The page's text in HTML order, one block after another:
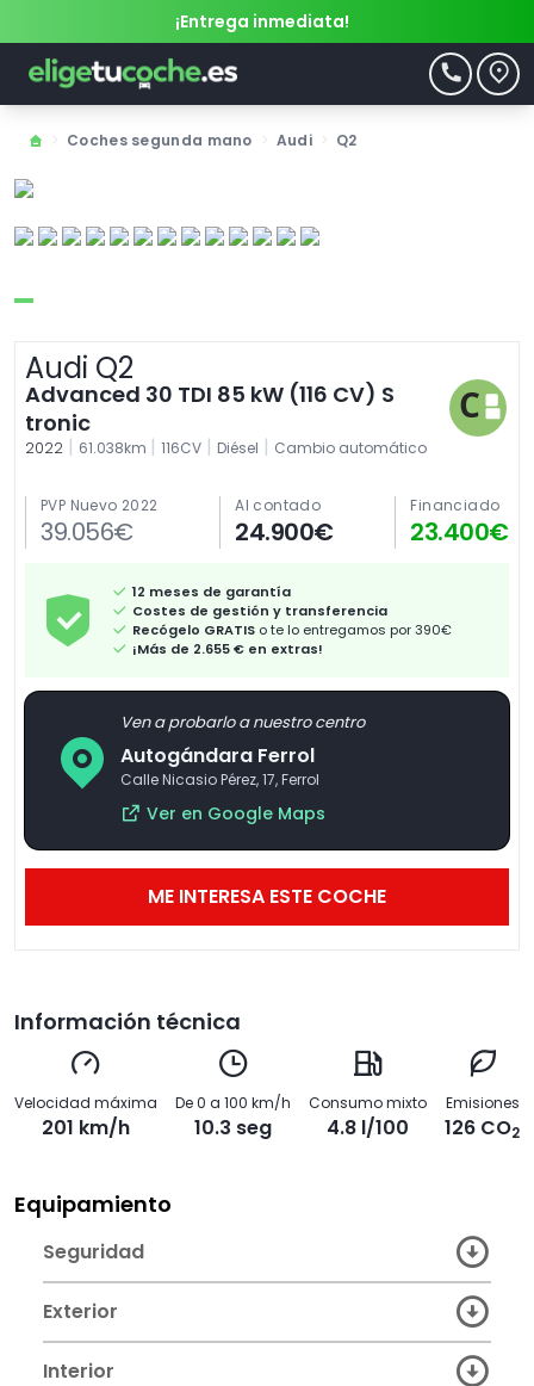
¡Entrega inmediata!
Coches segunda mano Audi Q2
Audi Q2
Advanced 30 TDI 85 kW (116 CV) S
tronic
2022 | 61.038km | 116CV | Diésel | Cambio automático
PVP Nuevo 2022
39.056€
Al contado
24.900€
Financiado
23.400€
12 meses de garantía
Costes de gestión y transferencia
Recógelo GRATIS o te lo entregamos por 390€
¡Más de 2.655 € en extras!
Ven a probarlo a nuestro centro
Autogándara Ferrol
Calle Nicasio Pérez, 17, Ferrol
Ver en Google Maps
ME INTERESA ESTE COCHE
Información técnica
Velocidad máxima
201 km/h
De 0 a 100 km/h
10.3 seg
Consumo mixto
4.8 l/100
Emisiones
126 CO2
Equipamiento
Seguridad
Exterior
Interior